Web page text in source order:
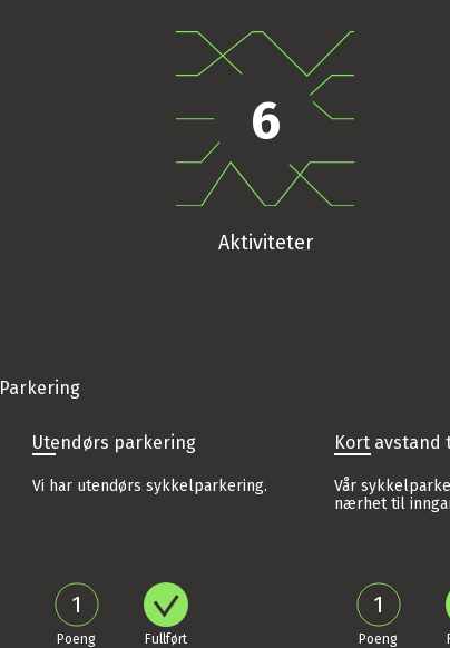
6
Aktiviteter
Parkering
Utendørs parkering
Vi har utendørs sykkelparkering.
1
Kort avstand
Vår
nærhet til
1